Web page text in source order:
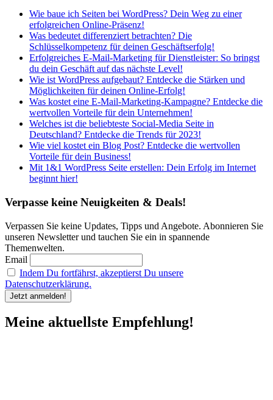
Wie baue ich Seiten bei WordPress? Dein Weg zu einer
erfolgreichen Online-Präsenz!
Was bedeutet differenziert betrachten? Die
Schlüsselkompetenz für deinen Geschäftserfolg!
Erfolgreiches E-Mail-Marketing für Dienstleister: So bringst
du dein Geschäft auf das nächste Level!
Wie ist WordPress aufgebaut? Entdecke die Stärken und
Möglichkeiten für deinen Online-Erfolg!
Was kostet eine E-Mail-Marketing-Kampagne? Entdecke die
wertvollen Vorteile für dein Unternehmen!
Welches ist die beliebteste Social-Media Seite in
Deutschland? Entdecke die Trends für 2023!
Wie viel kostet ein Blog Post? Entdecke die wertvollen
Vorteile für dein Business!
Mit 1&1 WordPress Seite erstellen: Dein Erfolg im Internet
beginnt hier!
Verpasse keine Neuigkeiten & Deals!
Verpassen Sie keine Updates, Tipps und Angebote. Abonnieren Sie
unseren Newsletter und tauchen Sie ein in spannende
Themenwelten.
Email
Indem Du fortfährst, akzeptierst Du unsere
Datenschutzerklärung.
Meine aktuellste Empfehlung!